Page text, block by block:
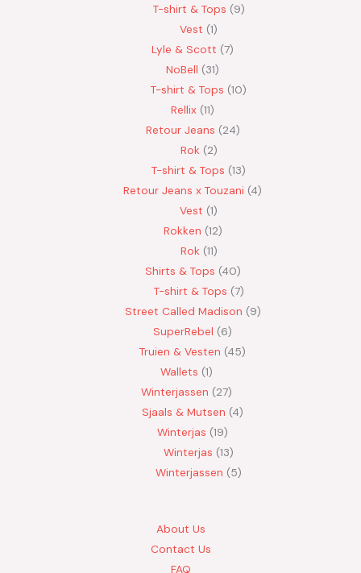
T-shirt & Tops 9
Vest 1
Lyle & Scott 7
NoBell
31
T-shirt & Tops 10
Rellix 11
Retour Jeans 24
Rok 2
T-shirt & Tops 13
Retour Jeans x Touzani 4
Vest 1
Rokken 12
Rok 11
Shirts & Tops 40
T-shirt & Tops 7
Street Called Madison 9
SuperRebel
6
Truien & Vesten 45
Wallets 1
Winterjassen
27
Sjaals & Mutsen 4
Winterjas 19
Winterjas 13
Winterjassen
5
About Us
Contact Us
FAQ